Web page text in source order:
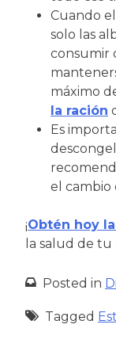
Cuando
solo las
consumir
máximo
la ración
Es
el cambio
¡Obtén hoy
la salud de tu
Posted in
Tagged